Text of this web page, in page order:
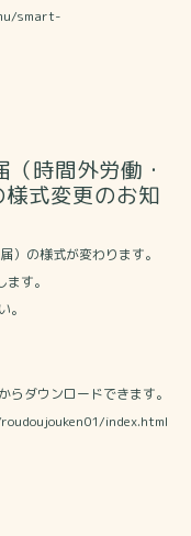
smart-
時間外労働・
式変更のお知
）の様式が変わります。
す。
。
ダウンロードできます。
index.html